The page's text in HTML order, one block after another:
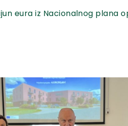
eura iz Nacionalnog plana